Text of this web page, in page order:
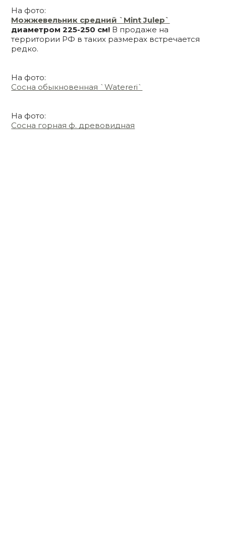
На фото:
Можжевельник средний `Mint Julep`
диаметром 225-250 см! В продаже на
территории РФ в таких размерах встречается
редко.
На фото:
Сосна обыкновенная `Watereri`
На фото:
Сосна горная ф. древовидная